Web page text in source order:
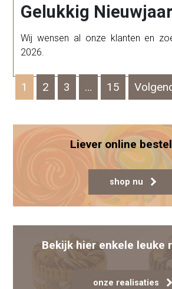
Gelukkig Nieuwjaar
Wij wensen al onze klanten en
2026.
Page
1 Page
2 Page
3 … Page
15
Liever online
shop nu
Bekijk hier enkele leuke
onze realisaties